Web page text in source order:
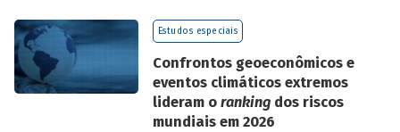
BNDES.
Estudos especiais
Confrontos geoeconômicos e
eventos climáticos extremos
lideram o ranking dos riscos
mundiais em 2026